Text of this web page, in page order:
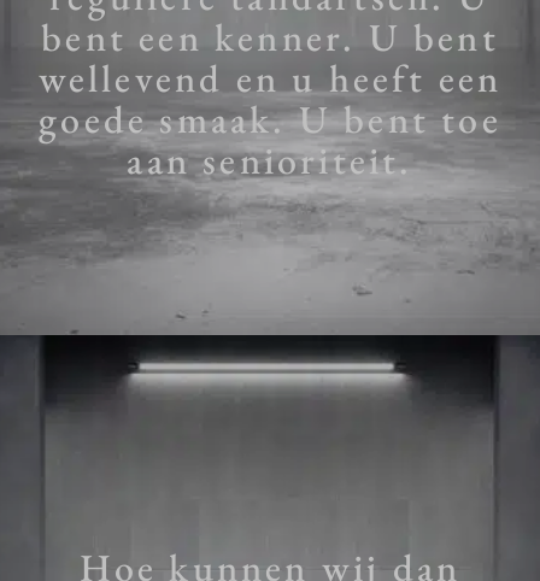
bent een kenner. U bent
wellevend en u heeft een
goede smaak. U bent toe
aan senioriteit.
Hoe kunnen wij dan